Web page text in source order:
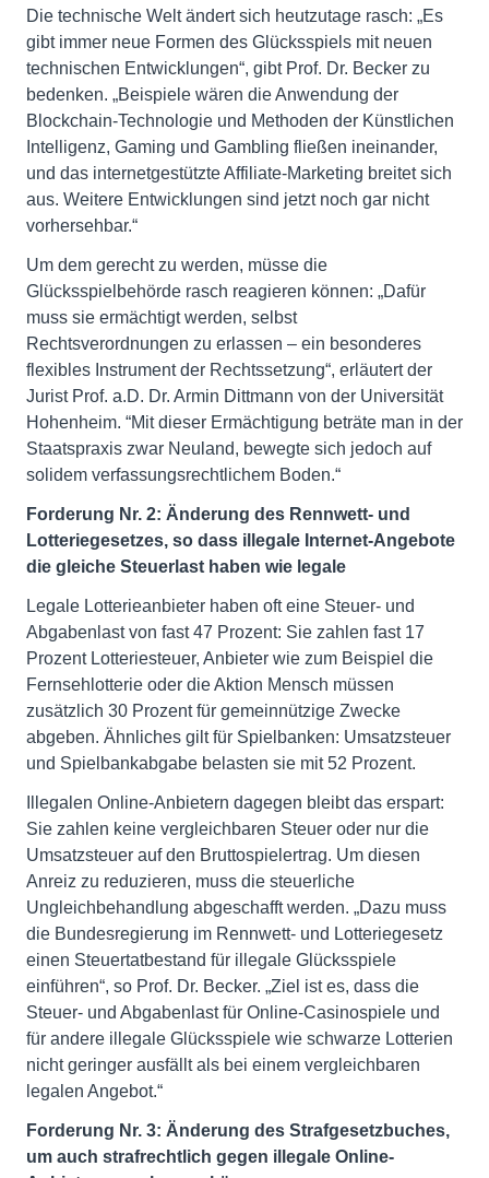
Die technische Welt ändert sich heutzutage rasch: „Es
gibt immer neue Formen des Glücksspiels mit neuen
technischen Entwicklungen“, gibt Prof. Dr. Becker zu
bedenken. „Beispiele wären die Anwendung der
Blockchain-Technologie und Methoden der Künstlichen
Intelligenz, Gaming und Gambling fließen ineinander,
und das internetgestützte Affiliate-Marketing breitet sich
aus. Weitere Entwicklungen sind jetzt noch gar nicht
vorhersehbar.“
Um dem gerecht zu werden, müsse die
Glücksspielbehörde rasch reagieren können: „Dafür
muss sie ermächtigt werden, selbst
Rechtsverordnungen zu erlassen – ein besonderes
flexibles Instrument der Rechtssetzung“, erläutert der
Jurist Prof. a.D. Dr. Armin Dittmann von der Universität
Hohenheim. “Mit dieser Ermächtigung beträte man in der
Staatspraxis zwar Neuland, bewegte sich jedoch auf
solidem verfassungsrechtlichem Boden.“
Forderung Nr. 2: Änderung des Rennwett- und
Lotteriegesetzes, so dass illegale Internet-Angebote
die gleiche Steuerlast haben wie legale
Legale Lotterieanbieter haben oft eine Steuer- und
Abgabenlast von fast 47 Prozent: Sie zahlen fast 17
Prozent Lotteriesteuer, Anbieter wie zum Beispiel die
Fernsehlotterie oder die Aktion Mensch müssen
zusätzlich 30 Prozent für gemeinnützige Zwecke
abgeben. Ähnliches gilt für Spielbanken: Umsatzsteuer
und Spielbankabgabe belasten sie mit 52 Prozent.
Illegalen Online-Anbietern dagegen bleibt das erspart:
Sie zahlen keine vergleichbaren Steuer oder nur die
Umsatzsteuer auf den Bruttospielertrag. Um diesen
Anreiz zu reduzieren, muss die steuerliche
Ungleichbehandlung abgeschafft werden. „Dazu muss
die Bundesregierung im Rennwett- und Lotteriegesetz
einen Steuertatbestand für illegale Glücksspiele
einführen“, so Prof. Dr. Becker. „Ziel ist es, dass die
Steuer- und Abgabenlast für Online-Casinospiele und
für andere illegale Glücksspiele wie schwarze Lotterien
nicht geringer ausfällt als bei einem vergleichbaren
legalen Angebot.“
Forderung Nr. 3: Änderung des Strafgesetzbuches,
um auch strafrechtlich gegen illegale Online-